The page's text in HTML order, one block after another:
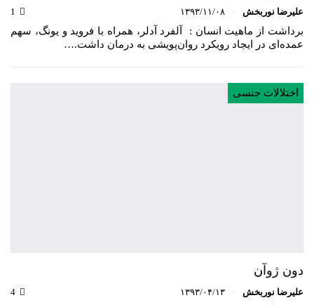
علیرضا نوربخش ۱۳۹۳/۱۱/۰۸
برداشت از ماهیت انسان : آلفرد آدلر، همراه با فروید و یونگ، سهم
عمده‌ای در ایجاد رویکرد روان‌پویشی به درمان داشت.…
اختلالات جنسی
دون ژوآن
علیرضا نوربخش ۱۳۹۳/۰۴/۱۳